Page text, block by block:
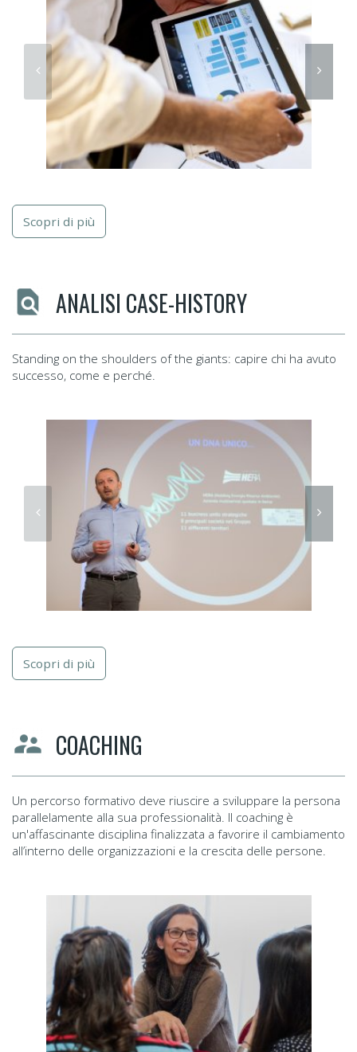
Scopri di più
ANALISI CASE-HISTORY
Standing on the shoulders of the giants: capire chi ha avuto
successo, come e perché.
Scopri di più
COACHING
Un percorso formativo deve riuscire a sviluppare la persona
parallelamente alla sua professionalità. Il coaching è
un'affascinante disciplina finalizzata a favorire il cambiamento
all’interno delle organizzazioni e la crescita delle persone.